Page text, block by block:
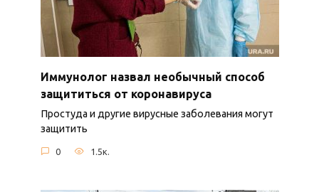
Иммунолог назвал необычный способ
защититься от коронавируса
Простуда и другие вирусные заболевания могут
защитить
0 1.5к.